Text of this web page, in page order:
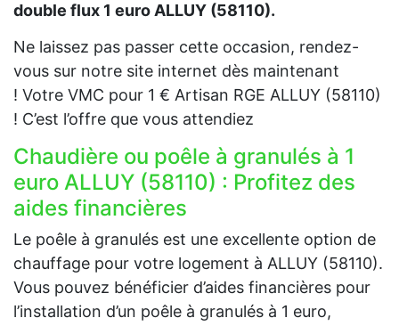
double flux 1 euro ALLUY (58110).
Ne laissez pas passer cette occasion, rendez-
vous sur notre site internet dès maintenant
! Votre VMC pour 1 € Artisan RGE ALLUY (58110)
! C’est l’offre que vous attendiez
Chaudière ou poêle à granulés à 1
euro ALLUY (58110) : Profitez des
aides financières
Le poêle à granulés est une excellente option de
chauffage pour votre logement à ALLUY (58110).
Vous pouvez bénéficier d’aides financières pour
l’installation d’un poêle à granulés à 1 euro,